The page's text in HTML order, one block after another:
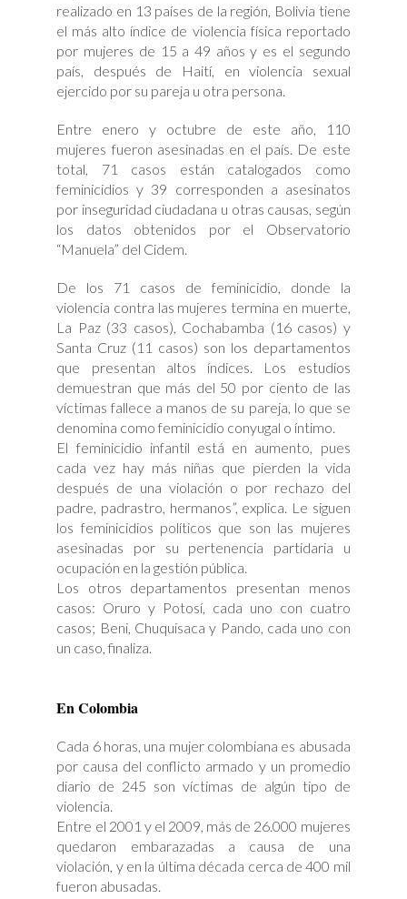
realizado en 13 países de la región, Bolivia tiene
el más alto índice de violencia física reportado
por mujeres de 15 a 49 años y es el segundo
país, después de Haití, en violencia sexual
ejercido por su pareja u otra persona.
Entre enero y octubre de este año, 110
mujeres fueron asesinadas en el país. De este
total, 71 casos están catalogados como
feminicidios y 39 corresponden a asesinatos
por inseguridad ciudadana u otras causas, según
los datos obtenidos por el Observatorio
“Manuela” del Cidem.
De los 71 casos de feminicidio, donde la
violencia contra las mujeres termina en muerte,
La Paz (33 casos), Cochabamba (16 casos) y
Santa Cruz (11 casos) son los departamentos
que presentan altos índices. Los estudios
demuestran que más del 50 por ciento de las
víctimas fallece a manos de su pareja, lo que se
denomina como feminicidio conyugal o íntimo.
El feminicidio infantil está en aumento, pues
cada vez hay más niñas que pierden la vida
después de una violación o por rechazo del
padre, padrastro, hermanos”, explica. Le siguen
los feminicidios políticos que son las mujeres
asesinadas por su pertenencia partidaria u
ocupación en la gestión pública.
Los otros departamentos presentan menos
casos: Oruro y Potosí, cada uno con cuatro
casos; Beni, Chuquisaca y Pando, cada uno con
un caso, finaliza.
En Colombia
Cada 6 horas, una mujer colombiana es abusada
por causa del conflicto armado y un promedio
diario de 245 son víctimas de algún tipo de
violencia.
Entre el 2001 y el 2009, más de 26.000 mujeres
quedaron embarazadas a causa de una
violación, y en la última década cerca de 400 mil
fueron abusadas.